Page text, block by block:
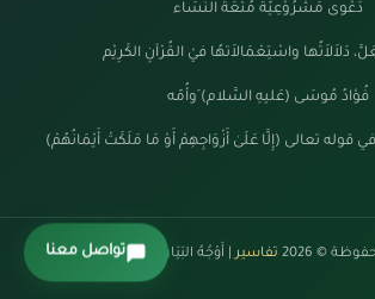
دَعْوى مَشْرُوْعِيّة مُتْعَةُ النِّسَاء
دَلاَلاَتُها واسْتِعْمَالاَتهُا فيْ القُرْآنِ الكَرِيْم
فُؤادُ مُوسَى (عَليهِ السَّلام) َوأُمّه
قوله تعالى (إِلَّا عَلَىٰ أَزْوَاجِهِمْ أَوْ مَا مَلَكَتْ أَيْمَانُهُمْ)
© 2026 تفاسير| أَوْجُهُ البَيَانْ فِي كَلَامِ الرَّحْمَنْ
تواصل معنا